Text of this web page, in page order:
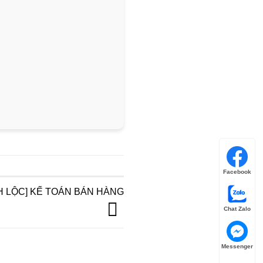
LỘC] KẾ TOÁN BÁN HÀNG
Facebook
Chat Zalo
Messenger